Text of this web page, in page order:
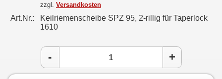
zzgl. Versandkosten
Art.Nr.:
Keilriemenscheibe SPZ 95, 2-rillig für Taperlock
1610
- +